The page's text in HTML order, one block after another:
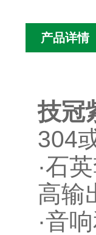
产品详情
技冠
304
·石
高输
·音